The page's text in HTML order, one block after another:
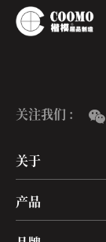
关注我们 :
关于
产品